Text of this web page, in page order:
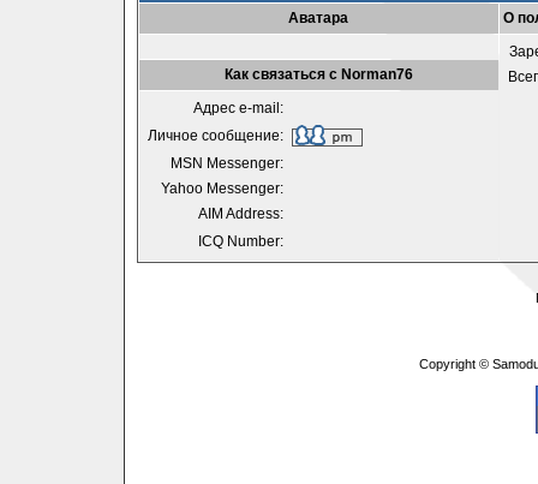
Аватара
О
Как связаться с Norman76
Адрес e-mail:
Личное сообщение:
MSN Messenger:
Yahoo Messenger:
AIM Address:
ICQ Number:
Copyright ©